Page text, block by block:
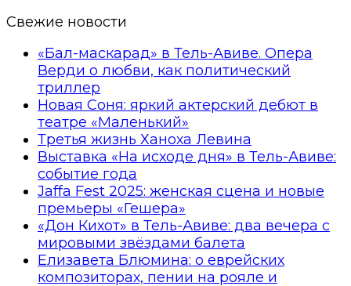
Свежие новости
«Бал-маскарад» в Тель-Авиве. Опера
Верди о любви, как политический
триллер
Новая Соня: яркий актерский дебют в
театре «Маленький»
Третья жизнь Ханоха Левина
Выставка «На исходе дня» в Тель-Авиве:
событие года
Jaffa Fest 2025: женская сцена и новые
премьеры «Гешера»
«Дон Кихот» в Тель-Авиве: два вечера с
мировыми звёздами балета
Елизавета Блюмина: о еврейских
композиторах, пении на рояле и